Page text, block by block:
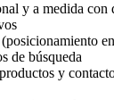
y a medida con
de búsqueda
y